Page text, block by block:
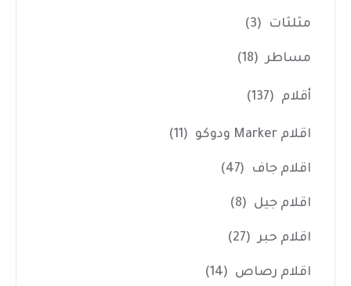
مثلثات (3)
مساطر (18)
أقلام (137)
اقلام Marker ودوكو (11)
اقلام جاف (47)
اقلام جيل (8)
اقلام حبر (27)
اقلام رصاص (14)